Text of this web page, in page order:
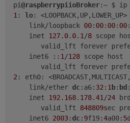
pi@raspberrypiioBroker
1: lo:
    link/loopback
00: 00: 00: 00:
    inet
127.0. 0.1/8 scope
valid_lft forever
    inet6 ::
1/128 scope host
2: eth0:
    link/ether
dc :a6: 32: 1b: bd :
    inet
192.168. 178.41/24
       valid_lft
848809sec
    inet6
2003:dc : 9f19:4a00: 5